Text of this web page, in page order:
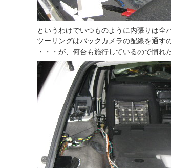
というわけでいつものように内張りは全
ツーリングはバックカメラの配線を通す
・・・が、何台も施行しているので慣れ